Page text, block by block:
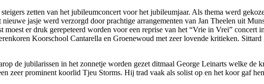
zetten van het jubileumconcert voor het jubileumjaar. Als thema werd
jasje werd verzorgd door prachtige arrangementen van Jan Theelen uit
er druk gerepeteerd worden voor een reprise van het “Vrie in Vrei”
Koorschool Cantarella en Groenewoud met zeer lovende kritieken.
de jubilarissen in het zonnetje worden gezet ditmaal George Leinarts welke de
zeer prominent koorlid Tjeu Storms. Hij trad vaak als solist op en het koor gaf